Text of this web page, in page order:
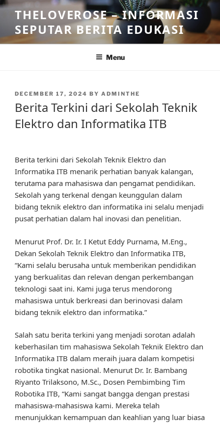
Skip
content
THELOVEROSE – INFORMASI
SEPUTAR BERITA EDUKASI
Menu
POSTED
DECEMBER 17, 2024 BY ADMINTHE
Berita Terkini dari Sekolah Teknik
Elektro dan Informatika ITB
Berita terkini dari Sekolah Teknik Elektro dan
Informatika ITB menarik perhatian banyak kalangan,
terutama para mahasiswa dan pengamat pendidikan.
Sekolah yang terkenal dengan keunggulan dalam
bidang teknik elektro dan informatika ini selalu menjadi
pusat perhatian dalam hal inovasi dan penelitian.
Menurut Prof. Dr. Ir. I Ketut Eddy Purnama, M.Eng.,
Dekan Sekolah Teknik Elektro dan Informatika ITB,
“Kami selalu berusaha untuk memberikan pendidikan
yang berkualitas dan relevan dengan perkembangan
teknologi saat ini. Kami juga terus mendorong
mahasiswa untuk berkreasi dan berinovasi dalam
bidang teknik elektro dan informatika.”
Salah satu berita terkini yang menjadi sorotan adalah
keberhasilan tim mahasiswa Sekolah Teknik Elektro dan
Informatika ITB dalam meraih juara dalam kompetisi
robotika tingkat nasional. Menurut Dr. Ir. Bambang
Riyanto Trilaksono, M.Sc., Dosen Pembimbing Tim
Robotika ITB, “Kami sangat bangga dengan prestasi
mahasiswa-mahasiswa kami. Mereka telah
menunjukkan kemampuan dan keahlian yang luar biasa